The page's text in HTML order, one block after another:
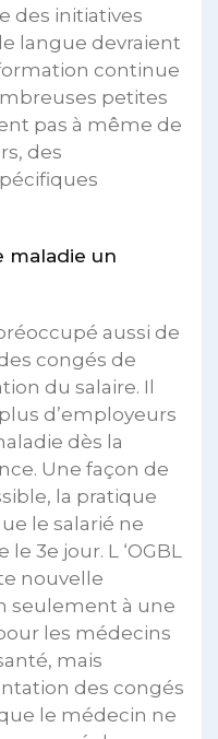
des initiatives
langue devraient
continue
petites
pas à même de
des
maladie un
aussi de
congés de
du salaire. Il
d’employeurs
dès la
Une façon de
la pratique
le salarié ne
3e jour. L ‘OGBL
nouvelle
seulement à une
les médecins
mais
des congés
le médecin ne